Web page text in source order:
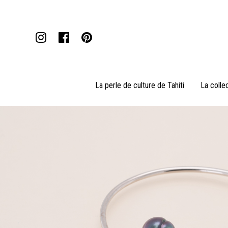
La perle de culture de Tahiti La